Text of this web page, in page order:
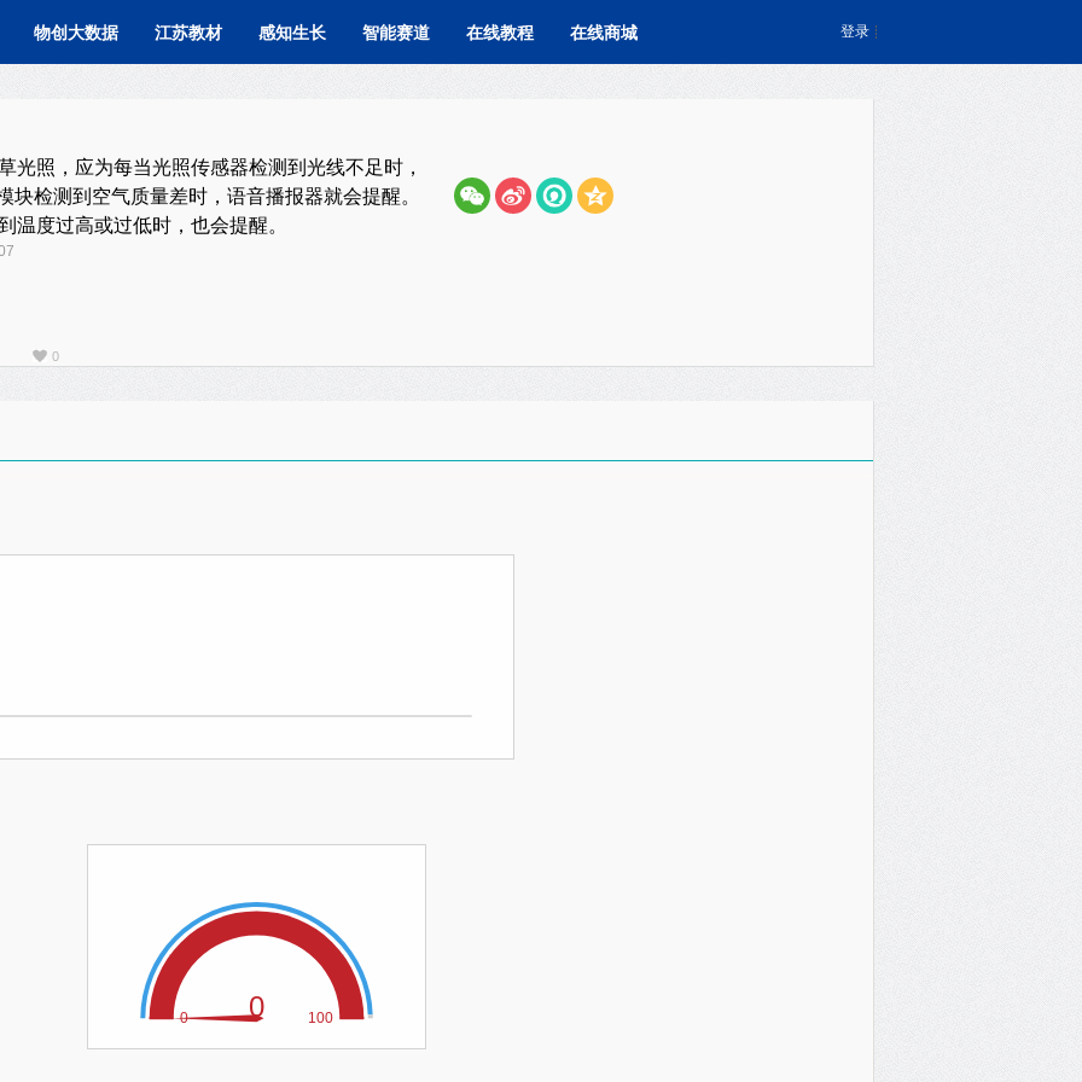
物创大数据 江苏教材 感知生长 智能赛道 在线教程 在线商城 登录
光照，应为每当光照传感器检测到光线不足时，
块检测到空气质量差时，语音播报器就会提醒。
温度过高或过低时，也会提醒。
0